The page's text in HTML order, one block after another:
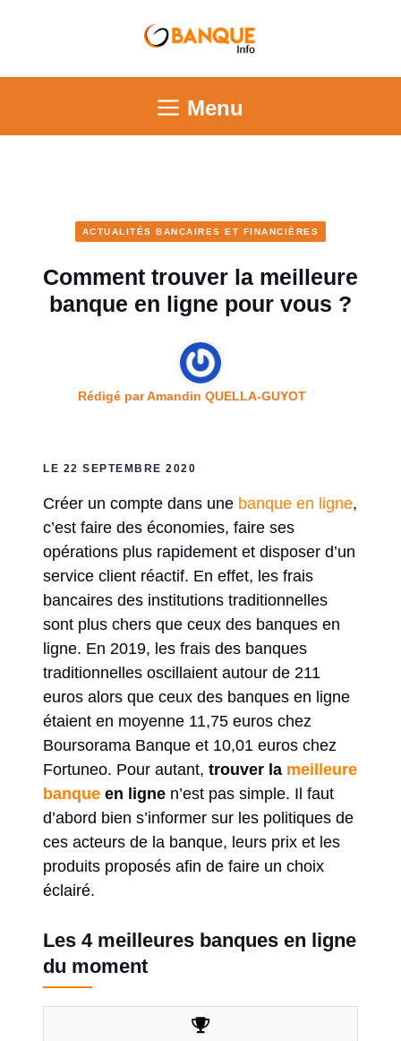
Menu
ACTUALITÉS BANCAIRES ET FINANCIÈRES
Comment trouver la meilleure
banque en ligne pour vous ?
Rédigé parAmandin QUELLA-GUYOT
LE 22 SEPTEMBRE 2020
Créer un compte dans une banque en ligne,
c’est faire des économies, faire ses
opérations plus rapidement et disposer d’un
service client réactif. En effet, les frais
bancaires des institutions traditionnelles
sont plus chers que ceux des banques en
ligne. En 2019, les frais des banques
traditionnelles oscillaient autour de 211
euros alors que ceux des banques en ligne
étaient en moyenne 11,75 euros chez
Boursorama Banque et 10,01 euros chez
Fortuneo. Pour autant, trouver la meilleure
banque en ligne n’est pas simple. Il faut
d’abord bien s’informer sur les politiques de
ces acteurs de la banque, leurs prix et les
produits proposés afin de faire un choix
éclairé.
Les 4 meilleures banques en ligne
du moment